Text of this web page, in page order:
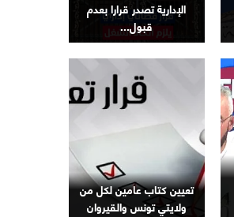
الإدارية تصدر قرارا بعدم
قبول...
تعيين كتاب عامين لكل من
ولايتي تونس والقيروان